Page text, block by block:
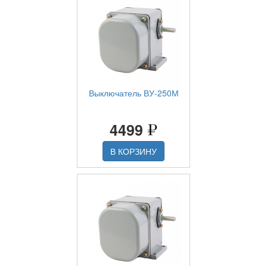
Выключатель ВУ-250М
4499
В КОРЗИНУ